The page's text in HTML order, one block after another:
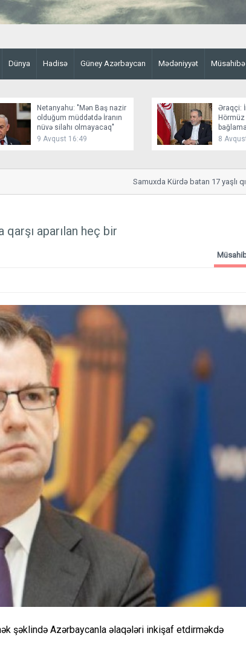
Dünya Hadisə Güney Azərbaycan Mədəniyyət Müsahibə
Netanyahu: "Mən Baş nazir
olduğum müddətdə İranın
nüvə silahı olmayacaq"
9 Avqust 16:49
Əraqçi:
8
Samuxda Kürdə batan 17 yaşlı qızın
qarşı aparılan heç bir
şәklindә Azәrbaycanla әlaqәlәri inkişaf etdirmәkdә